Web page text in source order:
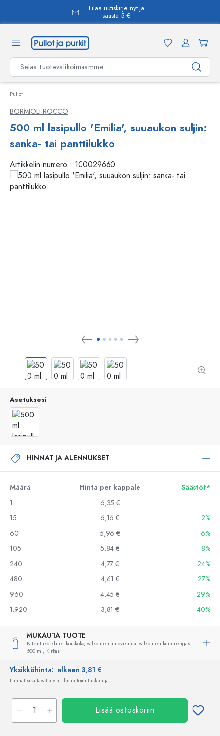
Tilaa uutiskirje nyt ja
säästä 5 €
Pullot
BORMIOLI ROCCO
500 ml lasipullo 'Emilia', suuaukon suljin:
sanka- tai panttilukko
Artikkelin numero : 100029660
Asetuksesi
HINNAT JA ALENNUKSET
Määrä Hinta per kappale
Säästöt*
1
6,35 €
15
6,16 €
2%
60
5,96 €
6%
105
5,84 €
8%
240
4,77 €
24%
480
4,61 €
27%
960
4,45 €
29%
1.920
3,81 € 40%
MUKAUTA TUOTE
Patenttikorkki erikoiskoko, valkoinen muovikansi, valkoinen kumirengas,
500 ml, Kirkas
Yksikköhinta: alkaen 3,81 €
Hinnat sisältävät alv:n, ilman toimituskuluja
Lisää ostoskoriin